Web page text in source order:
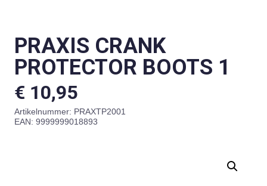
PRAXIS CRANK
PROTECTOR BOOTS 1
€ 10,95
Artikelnummer: PRAXTP2001
EAN: 9999999018893